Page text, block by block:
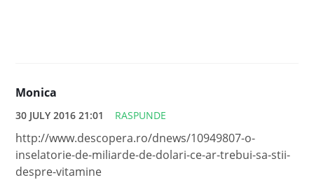
Monica
30 JULY 2016 21:01 RASPUNDE
http://www.descopera.ro/dnews/10949807-o-
inselatorie-de-miliarde-de-dolari-ce-ar-trebui-sa-stii-
despre-vitamine